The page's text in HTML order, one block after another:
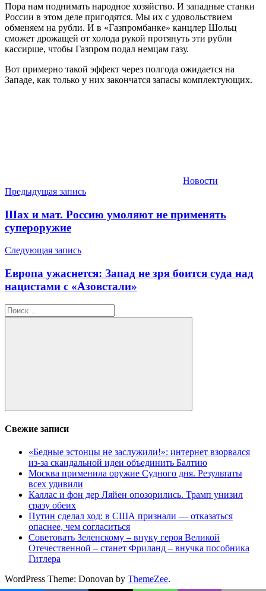
Пора нам поднимать народное хозяйство. И западные станки
России в этом деле пригодятся. Мы их с удовольствием
обменяем на рубли. И в «Газпромбанке» канцлер Шольц
сможет дрожащей от холода рукой протянуть эти рубли
кассирше, чтобы Газпром подал немцам газу.
Вот примерно такой эффект через полгода ожидается на
Западе, как только у них закончатся запасы комплектующих.
Новости
Навигация
по
записям
Предыдущая запись
Шах и мат. Россию умоляют не применять
супероружие
Следующая запись
Европа ужаснется: Запад не зря боится суда над
нацистами с «Азовстали»
Найти:
Поиск
Свежие записи
«Бедные эстонцы не заслужили!»: интернет взорвался
из-за скандальной идеи объединить Балтию
Москва применила оружие Судного дня. Результаты
всех удивили
Каллас и фон дер Ляйен опозорились. Трамп унизил
сразу обеих
Путин сделал ход: в США признали — отказаться
опаснее, чем согласиться
Советовать Зеленскому – внуку героя Великой
Отечественной – станет Фриланд – внучка пособника
Гитлера
WordPress Theme: Donovan by ThemeZee.